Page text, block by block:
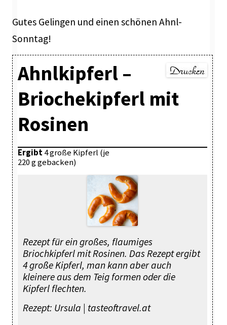
Gutes Gelingen und einen schönen Ahnl-
Sonntag!
Ahnlkipferl –
Briochekipferl mit
Rosinen
Ergibt4 große Kipferl (je
220 g gebacken)
Rezept für ein großes, flaumiges
Briochkipferl mit Rosinen. Das Rezept ergibt
4 große Kipferl, man kann aber auch
kleinere aus dem Teig formen oder die
Kipferl flechten.
Rezept: Ursula | tasteoftravel.at